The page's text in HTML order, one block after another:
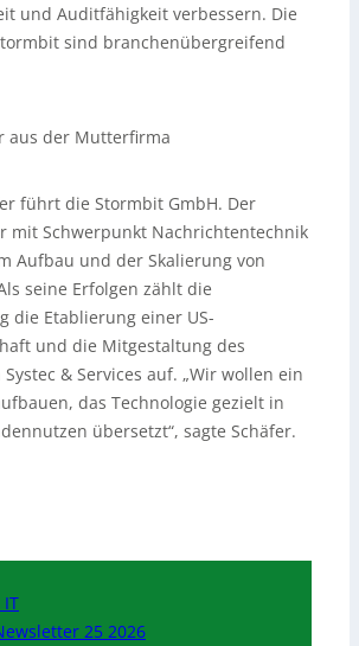
und Auditfähigkeit verbessern. Die
sind branchenübergreifend
aus der Mutterfirma
führt die Stormbit GmbH. Der
mit Schwerpunkt Nachrichtentechnik
Aufbau und der Skalierung von
seine Erfolgen zählt die
die Etablierung einer US-
und die Mitgestaltung des
& Services auf. „Wir wollen ein
das Technologie gezielt in
übersetzt“, sagte Schäfer.
25 2026